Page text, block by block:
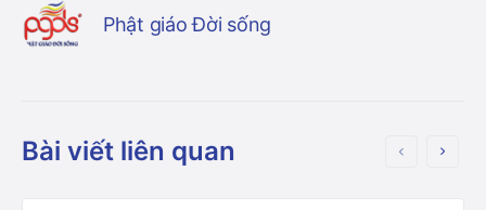
Phật giáo Đời sống
Bài viết liên quan